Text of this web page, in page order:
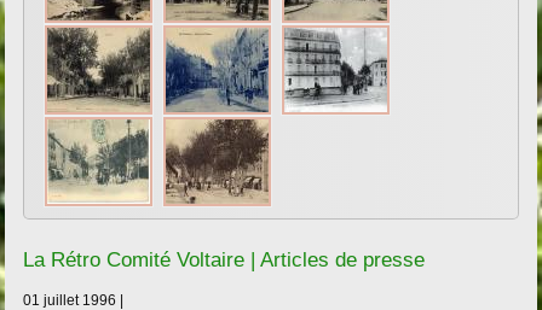
La Rétro Comité Voltaire | Articles de presse
01 juillet 1996 |